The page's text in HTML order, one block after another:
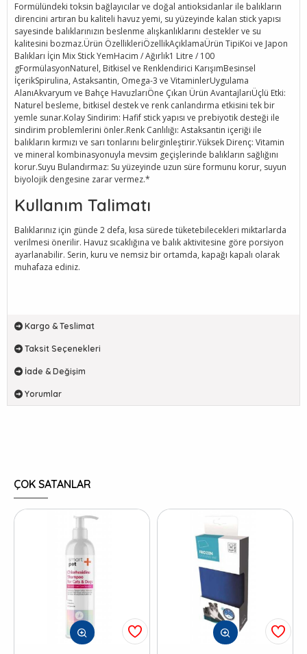
Formülündeki toksin bağlayıcılar ve doğal antioksidanlar ile balıkların
direncini artıran bu kaliteli havuz yemi, su yüzeyinde kalan stick yapısı
sayesinde balıklarınızın beslenme alışkanlıklarını destekler ve su
kalitesini bozmaz.Ürün ÖzellikleriÖzellikAçıklamaÜrün TipiKoi ve Japon
Balıkları İçin Mix Stick YemHacim / Ağırlık1 Litre / 100
gFormülasyonNaturel, Bitkisel ve Renklendirici KarışımBesinsel
İçerikSpirulina, Astaksantin, Omega-3 ve VitaminlerUygulama
AlanıAkvaryum ve Bahçe HavuzlarıÖne Çıkan Ürün AvantajlarıÜçlü Etki:
Naturel besleme, bitkisel destek ve renk canlandırma etkisini tek bir
yemle sunar.Kolay Sindirim: Hafif stick yapısı ve prebiyotik desteği ile
sindirim problemlerini önler.Renk Canlılığı: Astaksantin içeriği ile
balıkların kırmızı ve sarı tonlarını belirginleştirir.Yüksek Direnç: Vitamin
ve mineral kombinasyonuyla mevsim geçişlerinde balıkların sağlığını
korur.Suyu Bulandırmaz: Su yüzeyinde uzun süre formunu korur, suyun
biyolojik dengesine zarar vermez.*
Kullanım Talimatı
Balıklarınız için günde 2 defa, kısa sürede tüketebilecekleri miktarlarda
verilmesi önerilir. Havuz sıcaklığına ve balık aktivitesine göre porsiyon
ayarlanabilir. Serin, kuru ve nemsiz bir ortamda, kapağı kapalı olarak
muhafaza ediniz.
Kargo & Teslimat
Taksit Seçenekleri
İade & Değişim
Yorumlar
ÇOK SATANLAR